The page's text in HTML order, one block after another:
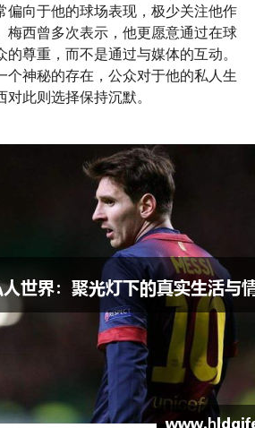
偏向于他的球场表现，极少关注他作
梅西曾多次表示，他更愿意通过在球
尊重，而不是通过与媒体的互动。
个神秘的存在，公众对于他的私人生
此则选择保持沉默。